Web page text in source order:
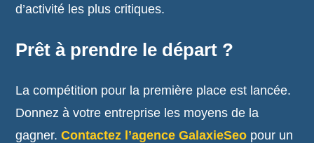
d’activité les plus critiques.
Prêt à prendre le départ ?
La compétition pour la première place est lancée.
Donnez à votre entreprise les moyens de la
gagner.Contactez l’agence GalaxieSeo pour un